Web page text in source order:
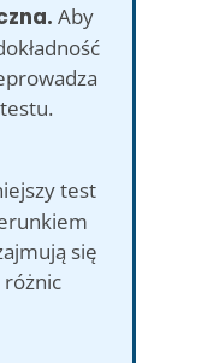
Aby
test
się
różnic